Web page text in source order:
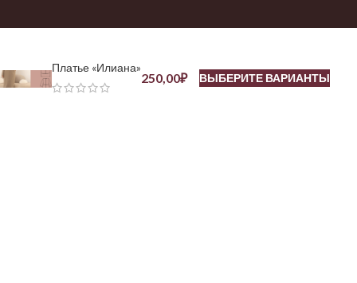
Платье «Илиана»
250,00₽ ВЫБЕРИТЕ ВАРИАНТЫ